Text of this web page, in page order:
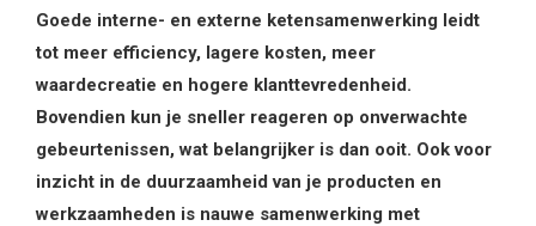
Goede interne- en externe ketensamenwerking leidt
tot meer efficiency, lagere kosten, meer
waardecreatie en hogere klanttevredenheid.
Bovendien kun je sneller reageren op onverwachte
gebeurtenissen, wat belangrijker is dan ooit. Ook voor
inzicht in de duurzaamheid van je producten en
werkzaamheden is nauwe samenwerking met